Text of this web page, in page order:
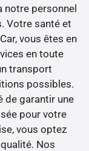
notre personnel
Votre santé et
vous êtes en
en toute
transport
possibles.
de garantir une
pour votre
vous optez
Nos